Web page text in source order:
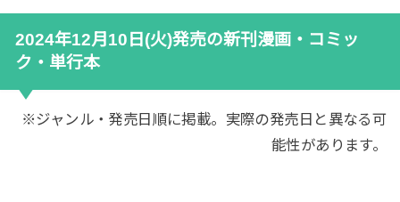
2024年12月10日(火)発売の新刊漫画・コミッ
ク・単行本
※ジャンル・発売日順に掲載。実際の発売日と異なる可
能性があります。